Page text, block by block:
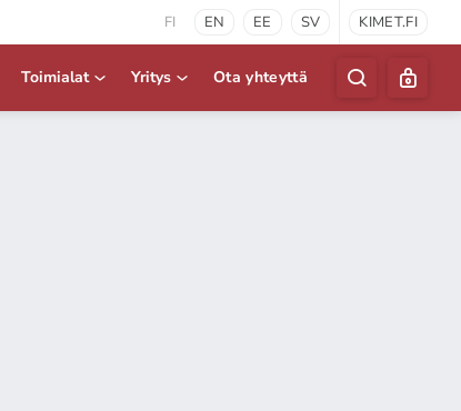
FI EN EE SV KIMET.FI
Toimialat Yritys Ota yhteyttä